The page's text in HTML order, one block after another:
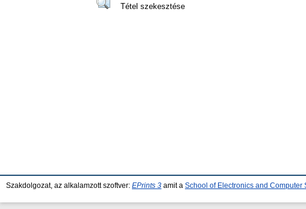
Tétel szekesztése
Szakdolgozat, az alkalamzott szoftver: EPrints 3 amit a School of Electronics and Computer